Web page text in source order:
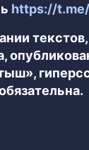
https://